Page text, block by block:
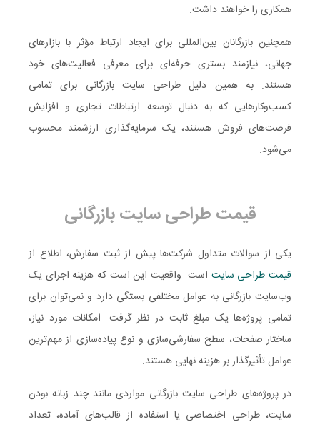
همکاری را خواهند داشت.
همچنین بازرگانان بین‌المللی برای ایجاد ارتباط مؤثر با بازارهای
جهانی، نیازمند بستری حرفه‌ای برای معرفی فعالیت‌های خود
هستند. به همین دلیل طراحی سایت بازرگانی برای تمامی
کسب‌وکارهایی که به دنبال توسعه ارتباطات تجاری و افزایش
فرصت‌های فروش هستند، یک سرمایه‌گذاری ارزشمند محسوب
می‌شود.
قیمت طراحی سایت بازرگانی
یکی از سوالات متداول شرکت‌ها پیش از ثبت سفارش، اطلاع از
قیمت طراحی سایت است. واقعیت این است که هزینه اجرای یک
وب‌سایت بازرگانی به عوامل مختلفی بستگی دارد و نمی‌توان برای
تمامی پروژه‌ها یک مبلغ ثابت در نظر گرفت. امکانات مورد نیاز،
ساختار صفحات، سطح سفارشی‌سازی و نوع پیاده‌سازی از مهم‌ترین
عوامل تأثیرگذار بر هزینه نهایی هستند.
در پروژه‌های طراحی سایت بازرگانی مواردی مانند چند زبانه بودن
سایت، طراحی اختصاصی یا استفاده از قالب‌های آماده، تعداد